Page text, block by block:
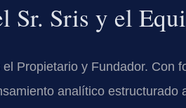
Sr. Sris y el
el Propietario y Fundador. Con
analítico estructurado